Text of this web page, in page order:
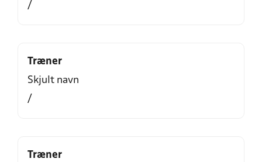
/
Træner
Skjult navn
/
Træner